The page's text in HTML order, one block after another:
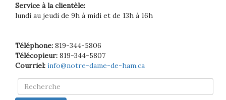
Service à la clientèle:
lundi au jeudi de 9h à midi et de 13h à 16h
Téléphone: 819-344-5806
Télécopieur: 819-344-5807
Courriel: info@notre-dame-de-ham.ca